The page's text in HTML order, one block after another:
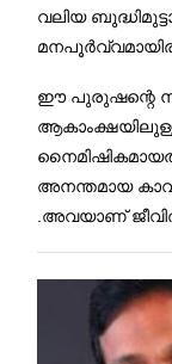
വലിയ
ഈ പുരുഷന്റെ നില
അനന്തമായ
.അവയാണ്